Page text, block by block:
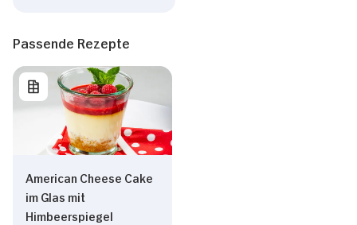
Passende Rezepte
American Cheese Cake
im Glas mit
Himbeerspiegel